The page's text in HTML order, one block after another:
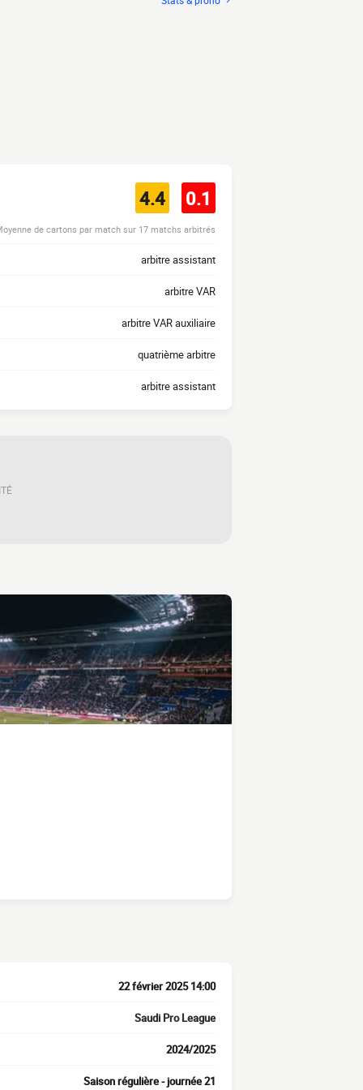
4.4 0.1
de cartons par match sur 17 matchs arbitrés
arbitre assistant
arbitre VAR
arbitre VAR auxiliaire
quatrième arbitre
arbitre assistant
22 février 2025 14:00
Saudi Pro League
2024/2025
Saison régulière - journée 21